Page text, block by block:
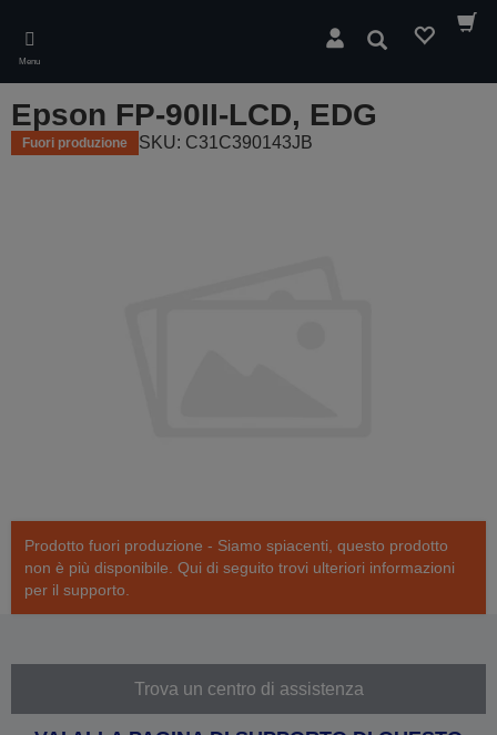
main
content
Menu
Cerca
Epson FP-90II-LCD, EDG
Fuori produzione SKU: C31C390143JB
Prodotto fuori produzione - Siamo spiacenti, questo prodotto
non è più disponibile. Qui di seguito trovi ulteriori informazioni
per il supporto.
Trova un centro di assistenza